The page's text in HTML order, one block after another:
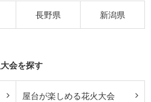
長野県 新潟県
会を探す
屋台が楽しめる花火大会